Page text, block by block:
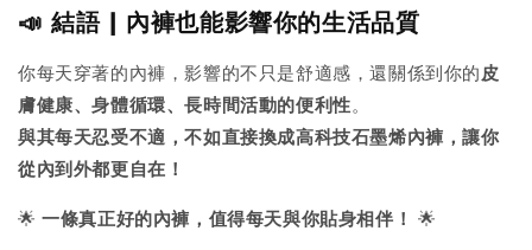
📣 結語 | 內褲也能影響你的生活品質
你每天穿著的內褲，影響的不只是舒適感，還關係到你的皮
膚健康、身體循環、長時間活動的便利性。
與其每天忍受不適，不如直接換成高科技石墨烯內褲，讓你
從內到外都更自在！
🌟一條真正好的內褲，值得每天與你貼身相伴！ 🌟